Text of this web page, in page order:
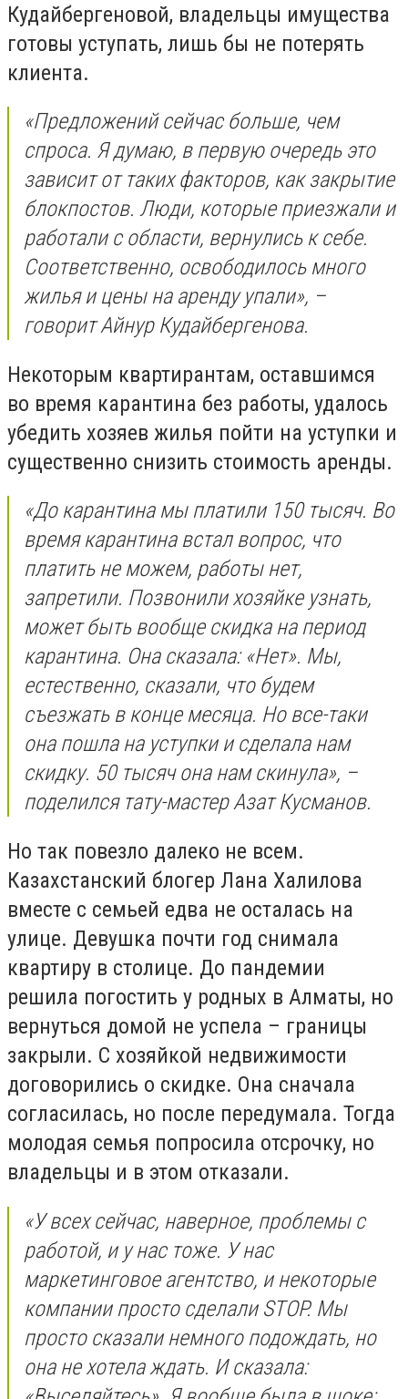
Кудайбергеновой, владельцы имущества
готовы уступать, лишь бы не потерять
клиента.
«Предложений сейчас больше, чем
спроса. Я думаю, в первую очередь это
зависит от таких факторов, как закрытие
блокпостов. Люди, которые приезжали и
работали с области, вернулись к себе.
Соответственно, освободилось много
жилья и цены на аренду упали», –
говорит Айнур Кудайбергенова.
Некоторым квартирантам, оставшимся
во время карантина без работы, удалось
убедить хозяев жилья пойти на уступки и
существенно снизить стоимость аренды.
«До карантина мы платили 150 тысяч. Во
время карантина встал вопрос, что
платить не можем, работы нет,
запретили. Позвонили хозяйке узнать,
может быть вообще скидка на период
карантина. Она сказала: «Нет». Мы,
естественно, сказали, что будем
съезжать в конце месяца. Но все-таки
она пошла на уступки и сделала нам
скидку. 50 тысяч она нам скинула», –
поделился тату-мастер Азат Кусманов.
Но так повезло далеко не всем.
Казахстанский блогер Лана Халилова
вместе с семьей едва не осталась на
улице. Девушка почти год снимала
квартиру в столице. До пандемии
решила погостить у родных в Алматы, но
вернуться домой не успела – границы
закрыли. С хозяйкой недвижимости
договорились о скидке. Она сначала
согласилась, но после передумала. Тогда
молодая семья попросила отсрочку, но
владельцы и в этом отказали.
«У всех сейчас, наверное, проблемы с
работой, и у нас тоже. У нас
маркетинговое агентство, и некоторые
компании просто сделали STOP. Мы
просто сказали немного подождать, но
она не хотела ждать. И сказала: